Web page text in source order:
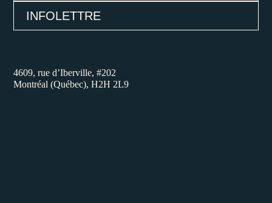
INFOLETTRE
4609, rue d’Iberville, #202
Montréal (Québec), H2H 2L9